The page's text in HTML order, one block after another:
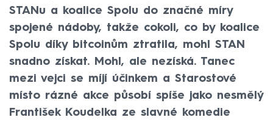
STANu a koalice Spolu do značné míry
spojené nádoby, takže cokoli, co by koalice
Spolu díky bitcoinům ztratila, mohl STAN
snadno získat. Mohl, ale nezíská. Tanec
mezi vejci se míjí účinkem a Starostové
místo rázné akce působí spíše jako nesmělý
František Koudelka ze slavné komedie